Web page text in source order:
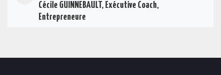
Cécile GUINNEBAULT, Exécutive Coach,
Entrepreneure